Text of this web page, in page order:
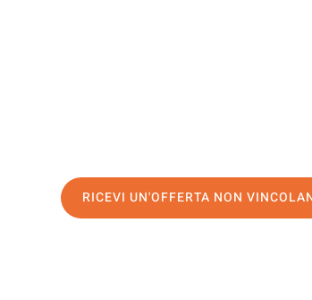
RICEVI UN'OFFERTA NON